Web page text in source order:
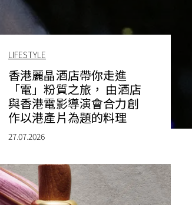
LIFESTYLE
香港麗晶酒店帶你走進
「電」粉質之旅， 由酒店
與香港電影導演會合力創
作以港產片為題的料理
27.07.2026